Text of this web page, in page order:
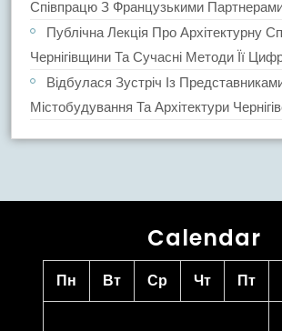
Співпрацю З Французькими
Публічна Лекція Про Архітектурну
Чернігівщини Та Сучасні Методи Її
Відбулася Зустріч Із
Містобудування Та Архітектури
Calendar
Пн Вт Ср Чт Пт